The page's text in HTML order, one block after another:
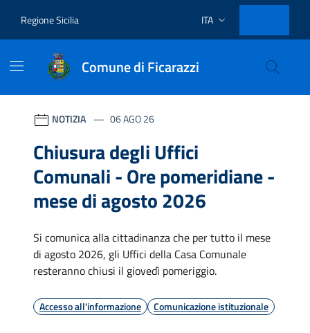
Regione Sicilia Lingua attiva:
ITA
Comune di Ficarazzi
Comune di Ficarazzi
Contenuti in evidenza
Novità in evidenza
NOTIZIA 06 AGO 26
Chiusura degli Uffici
Comunali - Ore pomeridiane -
mese di agosto 2026
Si comunica alla cittadinanza che per tutto il mese
di agosto 2026, gli Uffici della Casa Comunale
resteranno chiusi il giovedì pomeriggio.
Accesso all'informazione Comunicazione istituzionale